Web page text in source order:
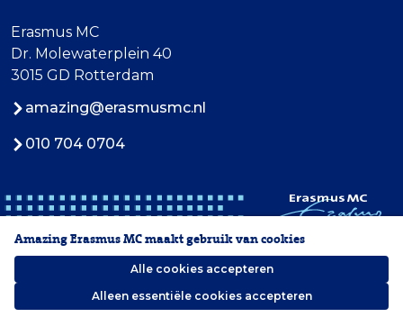
Erasmus MC
Dr. Molewaterplein 40
3015 GD Rotterdam
amazing@erasmusmc.nl
010 704 0704
2026 Erasmus MC
Amazing Erasmus MC maakt gebruik van cookies
Alle cookies accepteren
Alleen essentiële cookies accepteren